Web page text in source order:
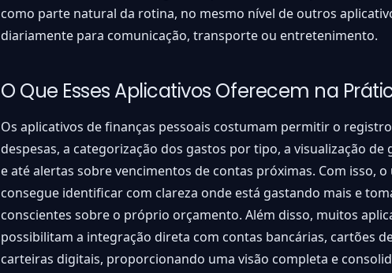
como parte natural da rotina, no mesmo nível de outros
diariamente para comunicação, transporte ou entretenimento.
O Que Esses Aplicativos Oferecem na
Os aplicativos de finanças pessoais costumam permitir o
despesas, a categorização dos gastos por tipo, a visualização de
e até alertas sobre vencimentos de contas próximas. Com isso, o
consegue identificar com clareza onde está gastando mais e
conscientes sobre o próprio orçamento. Além disso, muitos
possibilitam a integração direta com contas bancárias, cartões
carteiras digitais, proporcionando uma visão completa e